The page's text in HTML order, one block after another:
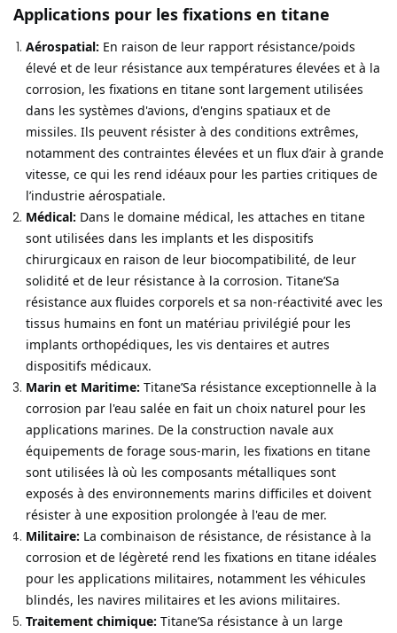
Applications pour les fixations en titane
Aérospatial: En raison de leur rapport résistance/poids
élevé et de leur résistance aux températures élevées et à la
corrosion, les fixations en titane sont largement utilisées
dans les systèmes d'avions, d'engins spatiaux et de
missiles. Ils peuvent résister à des conditions extrêmes,
notamment des contraintes élevées et un flux d’air à grande
vitesse, ce qui les rend idéaux pour les parties critiques de
l’industrie aérospatiale.
Médical: Dans le domaine médical, les attaches en titane
sont utilisées dans les implants et les dispositifs
chirurgicaux en raison de leur biocompatibilité, de leur
solidité et de leur résistance à la corrosion. Titane’Sa
résistance aux fluides corporels et sa non-réactivité avec les
tissus humains en font un matériau privilégié pour les
implants orthopédiques, les vis dentaires et autres
dispositifs médicaux.
Marin et Maritime: Titane’Sa résistance exceptionnelle à la
corrosion par l'eau salée en fait un choix naturel pour les
applications marines. De la construction navale aux
équipements de forage sous-marin, les fixations en titane
sont utilisées là où les composants métalliques sont
exposés à des environnements marins difficiles et doivent
résister à une exposition prolongée à l'eau de mer.
Militaire: La combinaison de résistance, de résistance à la
corrosion et de légèreté rend les fixations en titane idéales
pour les applications militaires, notamment les véhicules
blindés, les navires militaires et les avions militaires.
Traitement chimique: Titane’Sa résistance à un large